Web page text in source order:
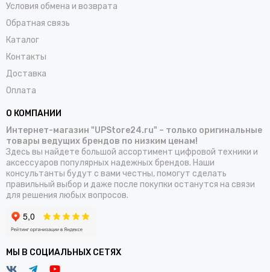
Условия обмена и возврата
Обратная связь
Каталог
Контакты
Доставка
Оплата
О КОМПАНИИ
Интернет-магазин "UPStore24.ru" – только оригинальные
товары ведущих брендов по низким ценам!
Здесь вы найдете большой ассортимент цифровой техники и
аксессуаров популярных надежных брендов. Наши
консультанты будут с вами честны, помогут сделать
правильный выбор и даже после покупки останутся на связи
для решения любых вопросов.
МЫ В СОЦИАЛЬНЫХ СЕТЯХ